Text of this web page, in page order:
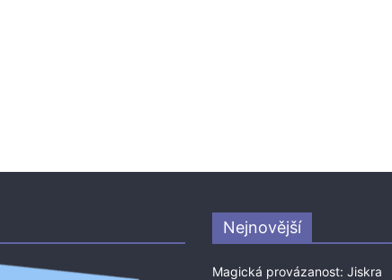
Nejnovější
Magická provázanost: Jiskra